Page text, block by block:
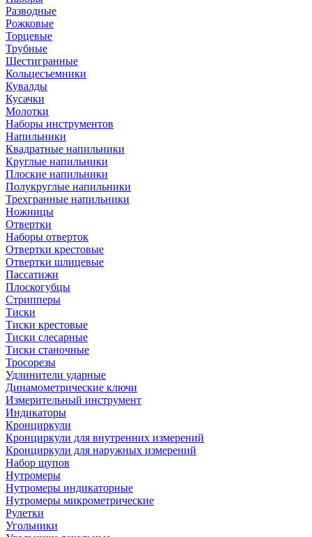
Разводные
Рожковые
Торцевые
Трубные
Шестигранные
Кольцесъемники
Кувалды
Кусачки
Молотки
Наборы инструментов
Напильники
Квадратные напильники
Круглые напильники
Плоские напильники
Полукруглые напильники
Трехгранные напильники
Ножницы
Отвертки
Наборы отверток
Отвертки крестовые
Отвертки шлицевые
Пассатижи
Плоскогубцы
Стрипперы
Тиски
Тиски крестовые
Тиски слесарные
Тиски станочные
Тросорезы
Удлинители ударные
Динамометрические ключи
Измерительный инструмент
Индикаторы
Кронциркули
Кронциркули для внутренних измерений
Кронциркули для наружных измерений
Набор щупов
Нутромеры
Нутромеры индикаторные
Нутромеры микрометрические
Рулетки
Угольники